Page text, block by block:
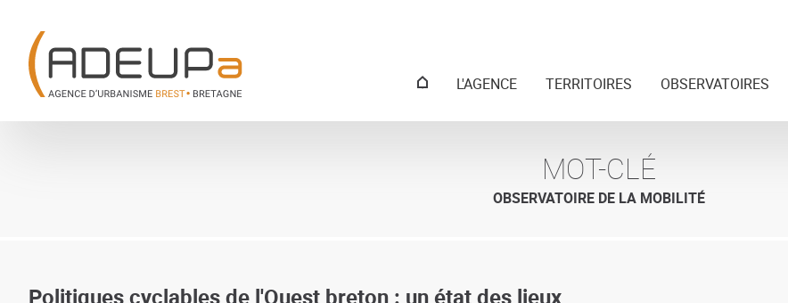
contenu
principal
MenuL'AGENCE TERRITOIRES OBSERVATOIRES
MOT-CLÉ
OBSERVATOIRE DE LA MOBILITÉ
Politiques cyclables de l'Ouest breton : un état des lieux